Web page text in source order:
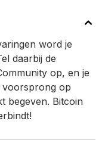
word je
daarbij de
op, en je
voorsprong op
begeven. Bitcoin